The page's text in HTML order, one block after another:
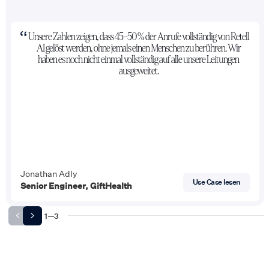
Unsere Zahlen zeigen, dass 45–50 % der Anrufe vollständig von Retell
AI gelöst werden, ohne jemals einen Menschen zu berühren. Wir
haben es noch nicht einmal vollständig auf alle unsere Leitungen
ausgeweitet.
Jonathan Adly
Senior Engineer, GiftHealth
Use Case lesen
1—3